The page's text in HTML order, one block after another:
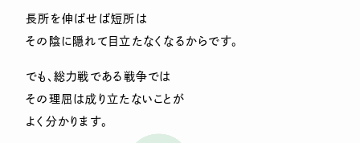
長所を伸ばせば短所は
その陰に隠れて目立たなくなるからです。
でも、総力戦である戦争では
その理屈は成り立たないことが
よく分かります。